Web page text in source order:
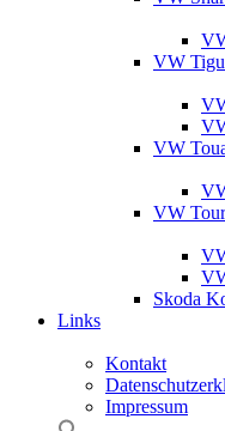
VW
VW
VW
Skoda
Links
Kontakt
Impressum